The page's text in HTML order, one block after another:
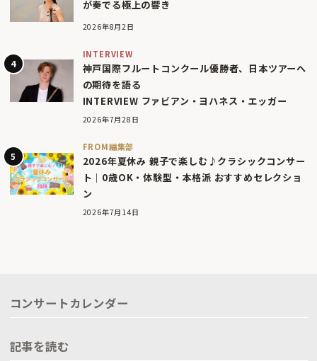
が奏でる極上の響き
2026年8月2日
INTERVIEW
神戸国際フルートコンクール優勝者、日本ツアーへ
の期待を語る
INTERVIEW ファビアン・ヨハネス・エッガー
2026年7月28日
FROM編集部
2026年夏休み 親子で楽しむ♪クラシックコンサー
ト｜0歳OK・体験型・本格派 おすすめセレクショ
ン
2026年7月14日
コンサートカレンダー
記事を読む